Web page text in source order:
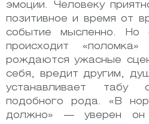
эмоции. Человеку
позитивное и время от
событие мысленно. Но
происходит
рождаются ужасные
себя, вредит другим,
устанавливает
подобного рода. «В
должно» — уверен